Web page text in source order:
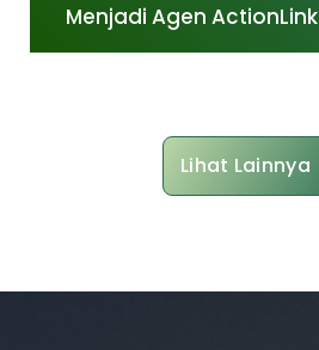
Menjadi Agen ActionLink
Lihat Lainnya